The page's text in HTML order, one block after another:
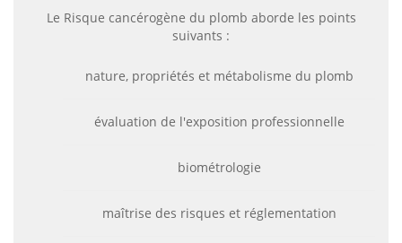
Le Risque cancérogène du plomb aborde les points
suivants :
nature, propriétés et métabolisme du plomb
évaluation de l'exposition professionnelle
biométrologie
maîtrise des risques et réglementation